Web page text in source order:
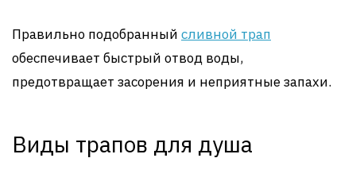
Правильно подобранный сливной трап
обеспечивает быстрый отвод воды,
предотвращает засорения и неприятные запахи.
Виды трапов для душа